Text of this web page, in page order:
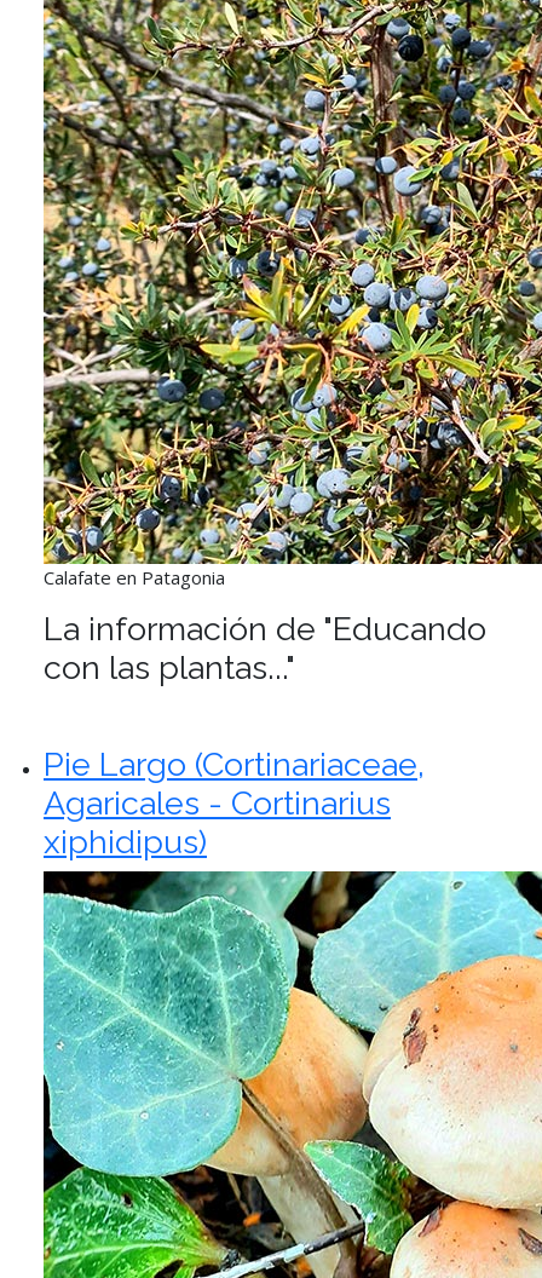
Calafate en Patagonia
La información de "Educando
con las plantas..."
Pie Largo (Cortinariaceae,
Agaricales - Cortinarius
xiphidipus)